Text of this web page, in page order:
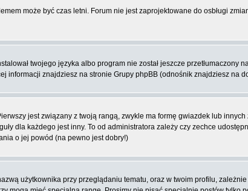
może być czas letni. Forum nie jest zaprojektowane do osbługi
twojego języka albo program nie został jeszcze przetłumaczony
informacji znajdziesz na stronie Grupy phpBB (odnośnik znajdziesz na
jest związany z twoją rangą, zwykle ma formę gwiazdek lub
dla każdego jest inny. To od administratora zależy czy zechce
o jej powód (na pewno jest dobry!)
użytkownika przy przeglądaniu tematu, oraz w twoim profilu,